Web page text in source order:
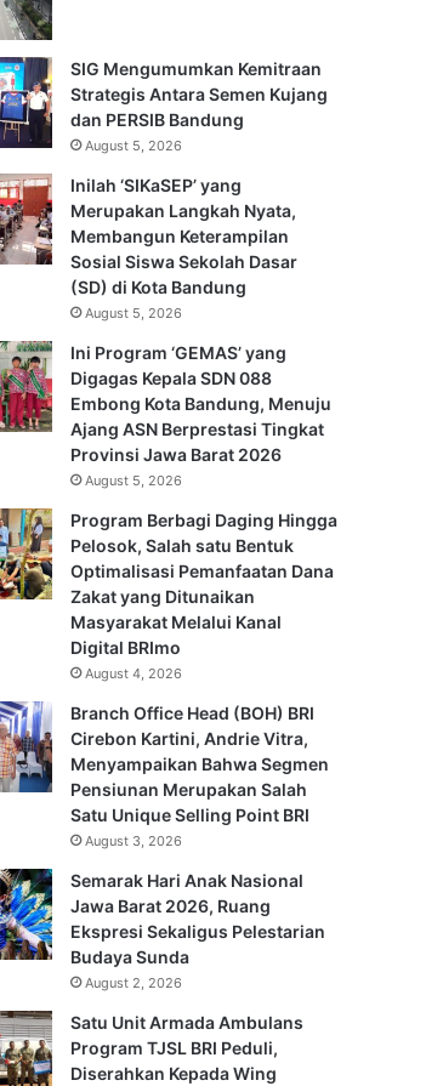
SIG Mengumumkan Kemitraan
Strategis Antara Semen Kujang
dan PERSIB Bandung
August 5, 2026
Inilah ‘SIKaSEP’ yang
Merupakan Langkah Nyata,
Membangun Keterampilan
Sosial Siswa Sekolah Dasar
(SD) di Kota Bandung
August 5, 2026
Ini Program ‘GEMAS’ yang
Digagas Kepala SDN 088
Embong Kota Bandung, Menuju
Ajang ASN Berprestasi Tingkat
Provinsi Jawa Barat 2026
August 5, 2026
Program Berbagi Daging Hingga
Pelosok, Salah satu Bentuk
Optimalisasi Pemanfaatan Dana
Zakat yang Ditunaikan
Masyarakat Melalui Kanal
Digital BRImo
August 4, 2026
Branch Office Head (BOH) BRI
Cirebon Kartini, Andrie Vitra,
Menyampaikan Bahwa Segmen
Pensiunan Merupakan Salah
Satu Unique Selling Point BRI
August 3, 2026
Semarak Hari Anak Nasional
Jawa Barat 2026, Ruang
Ekspresi Sekaligus Pelestarian
Budaya Sunda
August 2, 2026
Satu Unit Armada Ambulans
Program TJSL BRI Peduli,
Diserahkan Kepada Wing